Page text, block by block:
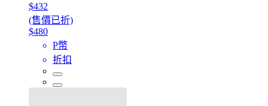
$432
(售價已折)
$480
P幣
折扣